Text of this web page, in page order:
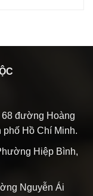
68 đường Hoàng
Hồ Chí Minh.
Hiệp Bình,
Nguyễn Ái